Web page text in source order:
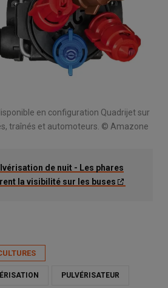
en configuration Quadrijet sur
traînés et automoteurs. © Amazone
de nuit - Les phares
la visibilité sur les buses
PULVÉRISATEUR